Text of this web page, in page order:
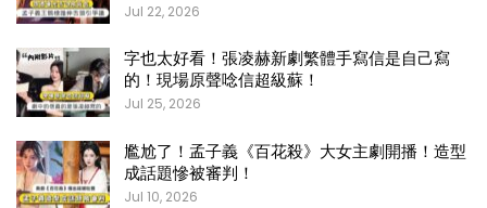
Jul 22, 2026
字也太好看！張凌赫新劇繁體手寫信是自己寫
的！現場原聲唸信超級蘇！
Jul 25, 2026
尷尬了！孟子義《百花殺》大女主劇開播！造型
成話題慘被審判！
Jul 10, 2026